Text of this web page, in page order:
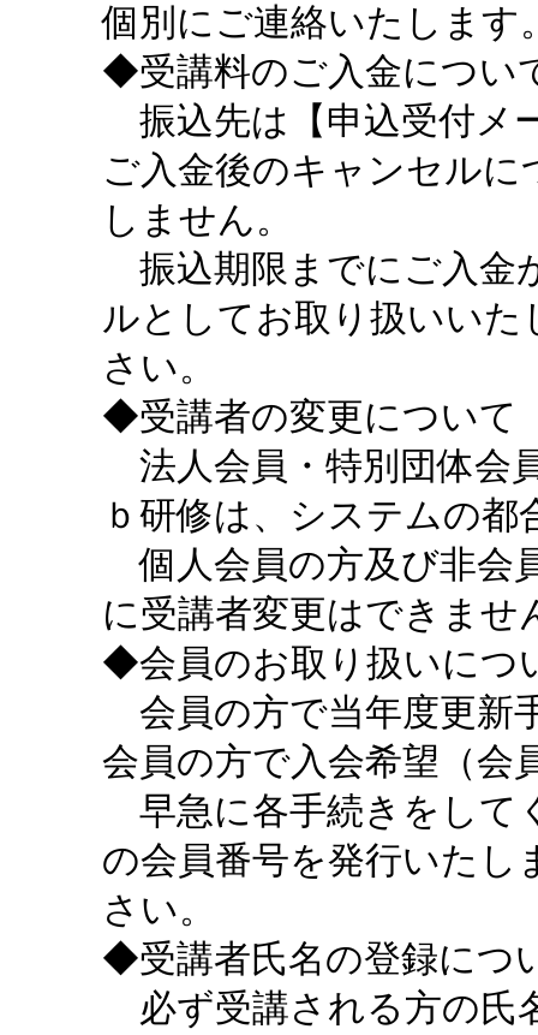
個別にご連絡いたします
◆受講料のご入金につい
振込先は【申込受付メ
ご入金後のキャンセル
しません。
振込期限までにご入金
ルとしてお取り扱いい
さい。
◆受講者の変更について
法人会員・特別団体会
ｂ研修は、システムの
個人会員の方及び非会
に受講者変更はできませ
◆会員のお取り扱いにつ
会員の方で当年度更新
会員の方で入会希望（会
早急に各手続きをして
の会員番号を発行いたし
さい。
◆受講者氏名の登録につ
必ず受講される方の氏